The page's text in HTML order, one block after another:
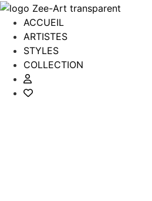
Aller
contenu
ACCUEIL
ARTISTES
STYLES
COLLECTION